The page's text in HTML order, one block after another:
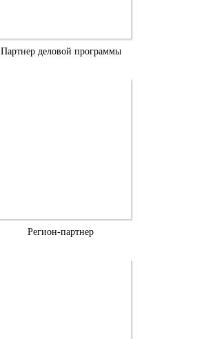
Партнер деловой программы
Регион-партнер